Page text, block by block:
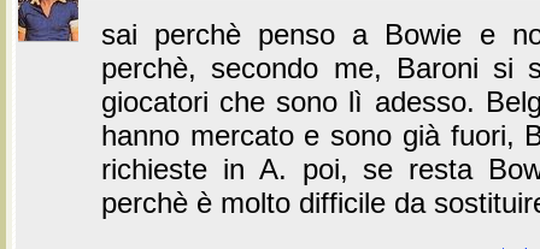
sai perchè penso a Bowie e
perchè, secondo me, Baroni si
giocatori che sono lì adesso.
hanno mercato e sono già fuori,
richieste in A. poi, se resta
perchè è molto difficile da